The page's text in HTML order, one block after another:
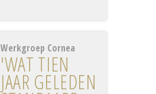
Werkgroep Cornea
'WAT TIEN
JAAR GELEDEN